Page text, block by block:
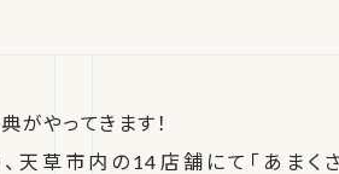
がやってきます！
草市内の14店舗にて「あまく